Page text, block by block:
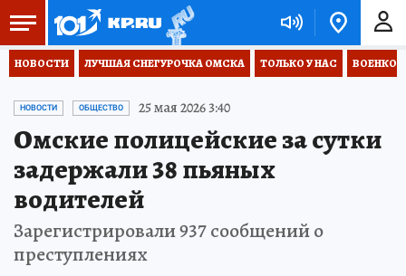
НОВОСТИ ЛУЧШАЯ СНЕГУРОЧКА ОМСКА ТОЛЬКО У НАС
НОВОСТИ ОБЩЕСТВО 25 мая 2026 3:40
Омские полицейские за сутки
задержали 38 пьяных
водителей
Зарегистрировали 937 сообщений о
преступлениях